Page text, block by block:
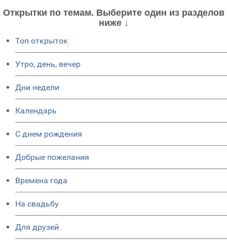
Открытки по темам. Выберите один из разделов
ниже ↓
Топ открыток
Утро, день, вечер
Дни недели
Календарь
C днем рождения
Добрые пожелания
Времена года
На свадьбу
Для друзей